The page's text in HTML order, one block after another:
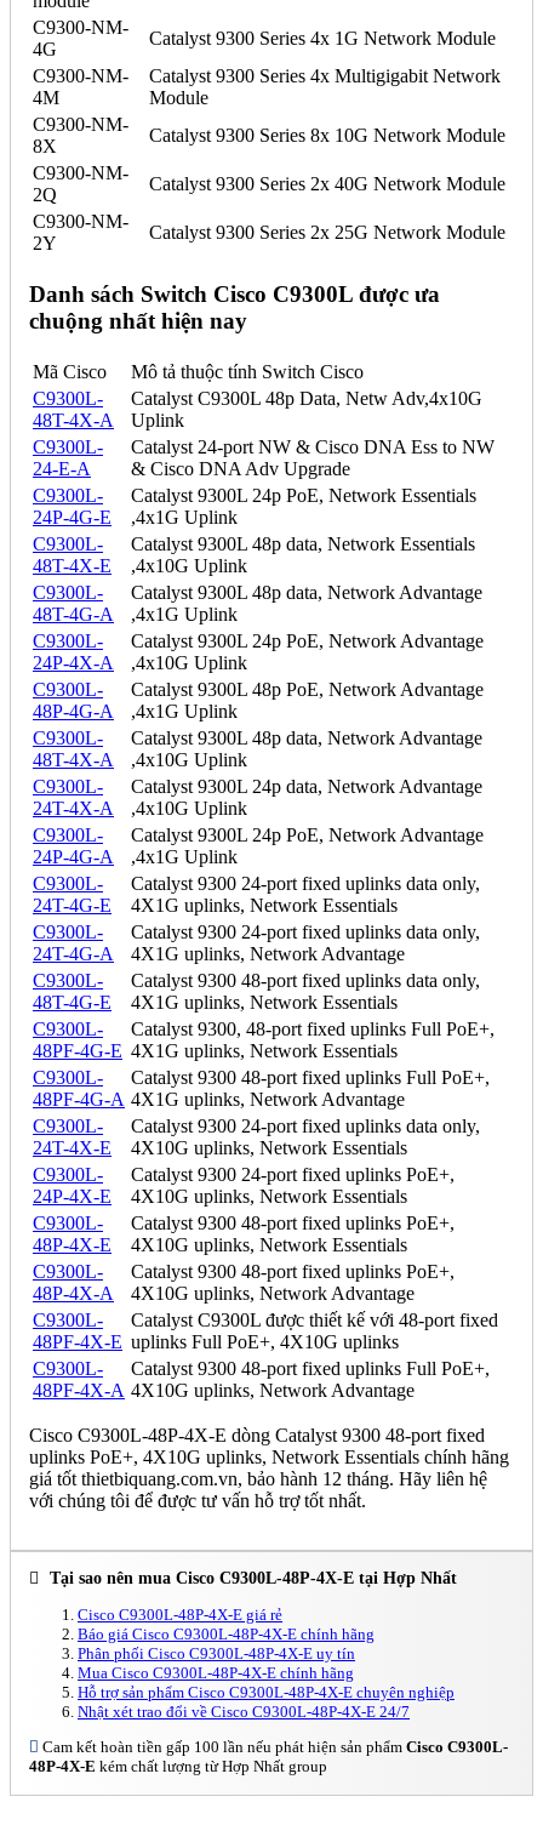
C9300-NM-
4G
Catalyst 9300 Series 4x 1G Network Module
C9300-NM-
4M
Catalyst 9300 Series 4x Multigigabit Network
Module
C9300-NM-
8X
Catalyst 9300 Series 8x 10G Network Module
C9300-NM-
2Q
Catalyst 9300 Series 2x 40G Network Module
C9300-NM-
2Y
Catalyst 9300 Series 2x 25G Network Module
Danh sách Switch Cisco C9300L được ưa
chuộng nhất hiện nay
Mã Cisco
Mô tả thuộc tính Switch Cisco
C9300L-
48T-4X-A
Catalyst C9300L 48p Data, Netw Adv,4x10G
Uplink
C9300L-
24-E-A
Catalyst 24-port NW & Cisco DNA Ess to NW
& Cisco DNA Adv Upgrade
C9300L-
24P-4G-E
Catalyst 9300L 24p PoE, Network Essentials
,4x1G Uplink
C9300L-
48T-4X-E
Catalyst 9300L 48p data, Network Essentials
,4x10G Uplink
C9300L-
48T-4G-A
Catalyst 9300L 48p data, Network Advantage
,4x1G Uplink
C9300L-
24P-4X-A
Catalyst 9300L 24p PoE, Network Advantage
,4x10G Uplink
C9300L-
48P-4G-A
Catalyst 9300L 48p PoE, Network Advantage
,4x1G Uplink
C9300L-
48T-4X-A
Catalyst 9300L 48p data, Network Advantage
,4x10G Uplink
C9300L-
24T-4X-A
Catalyst 9300L 24p data, Network Advantage
,4x10G Uplink
C9300L-
24P-4G-A
Catalyst 9300L 24p PoE, Network Advantage
,4x1G Uplink
C9300L-
24T-4G-E
Catalyst 9300 24-port fixed uplinks data only,
4X1G uplinks, Network Essentials
C9300L-
24T-4G-A
Catalyst 9300 24-port fixed uplinks data only,
4X1G uplinks, Network Advantage
C9300L-
48T-4G-E
Catalyst 9300 48-port fixed uplinks data only,
4X1G uplinks, Network Essentials
C9300L-
48PF-4G-E
Catalyst 9300, 48-port fixed uplinks Full PoE+,
4X1G uplinks, Network Essentials
C9300L-
48PF-4G-A
Catalyst 9300 48-port fixed uplinks Full PoE+,
4X1G uplinks, Network Advantage
C9300L-
24T-4X-E
Catalyst 9300 24-port fixed uplinks data only,
4X10G uplinks, Network Essentials
C9300L-
24P-4X-E
Catalyst 9300 24-port fixed uplinks PoE+,
4X10G uplinks, Network Essentials
C9300L-
48P-4X-E
Catalyst 9300 48-port fixed uplinks PoE+,
4X10G uplinks, Network Essentials
C9300L-
48P-4X-A
Catalyst 9300 48-port fixed uplinks PoE+,
4X10G uplinks, Network Advantage
C9300L-
48PF-4X-E
Catalyst C9300L được thiết kế với 48-port fixed
uplinks Full PoE+, 4X10G uplinks
C9300L-
48PF-4X-A
Catalyst 9300 48-port fixed uplinks Full PoE+,
4X10G uplinks, Network Advantage
Cisco C9300L-48P-4X-E dòng Catalyst 9300 48-port fixed
uplinks PoE+, 4X10G uplinks, Network Essentials chính hãng
giá tốt thietbiquang.com.vn, bảo hành 12 tháng. Hãy liên hệ
với chúng tôi để được tư vấn hỗ trợ tốt nhất.
Tại sao nên mua Cisco C9300L-48P-4X-E tại Hợp Nhất
Cisco C9300L-48P-4X-E giá rẻ
Báo giá Cisco C9300L-48P-4X-E chính hãng
Phân phối Cisco C9300L-48P-4X-E uy tín
Mua Cisco C9300L-48P-4X-E chính hãng
Hỗ trợ sản phẩm Cisco C9300L-48P-4X-E chuyên nghiệp
Nhật xét trao đổi về Cisco C9300L-48P-4X-E 24/7
Cam kết hoàn tiền gấp 100 lần nếu phát hiện sản phẩm Cisco C9300L-
48P-4X-E kém chất lượng từ Hợp Nhất group